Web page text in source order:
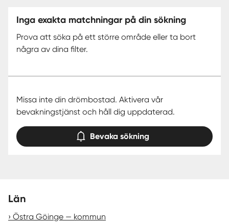
SENAST SÅLDA
Inga exakta matchningar på din sökning
Prova att söka på ett större område eller ta bort
några av dina filter.
Missa inte din drömbostad. Aktivera vår
bevakningstjänst och håll dig uppdaterad.
Bevaka sökning
Län
Östra Göinge — kommun